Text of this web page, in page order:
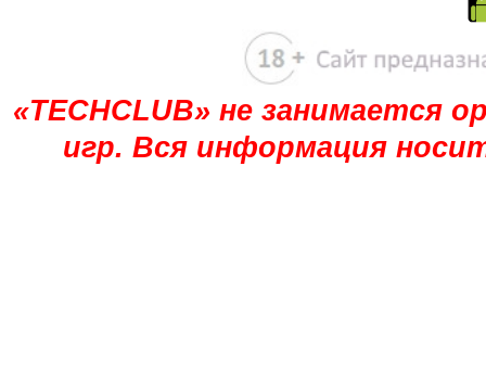
«TECHCLUB» не занимается
игр. Вся информация